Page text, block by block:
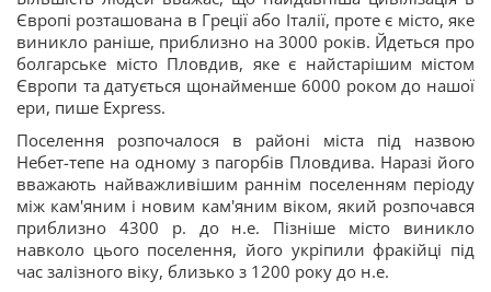
Європі розташована в Греції або Італії, проте є місто, яке
виникло раніше, приблизно на 3000 років. Йдеться про
болгарське місто Пловдив, яке є найстарішим містом
Європи та датується щонайменше 6000 роком до нашої
ери, пише Express.
Поселення розпочалося в районі міста під назвою
Небет-тепе на одному з пагорбів Пловдива. Наразі його
вважають найважливішим раннім поселенням періоду
між кам'яним і новим кам'яним віком, який розпочався
приблизно 4300 р. до н.е. Пізніше місто виникло
навколо цього поселення, його укріпили фракійці під
час залізного віку, близько з 1200 року до н.е.